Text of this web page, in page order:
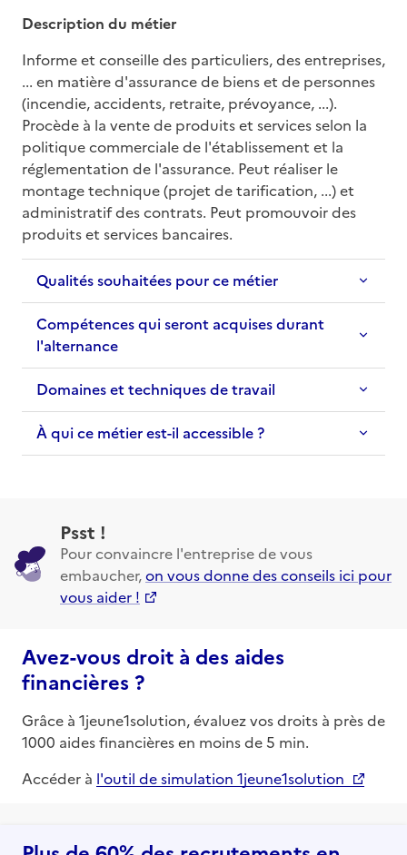
Description du métier
Informe et conseille des particuliers, des entreprises,
... en matière d'assurance de biens et de personnes
(incendie, accidents, retraite, prévoyance, ...).
Procède à la vente de produits et services selon la
politique commerciale de l'établissement et la
réglementation de l'assurance. Peut réaliser le
montage technique (projet de tarification, ...) et
administratif des contrats. Peut promouvoir des
produits et services bancaires.
Qualités souhaitées pour ce métier
Compétences qui seront acquises durant
l'alternance
Domaines et techniques de travail
À qui ce métier est-il accessible ?
Psst !
Pour convaincre l'entreprise de vous
embaucher,on vous donne des conseils ici pour
vous aider !
Avez-vous droit à des aides
financières ?
Grâce à 1jeune1solution, évaluez vos droits à près de
1000 aides financières en moins de 5 min.
Accéder à l'outil de simulation 1jeune1solution